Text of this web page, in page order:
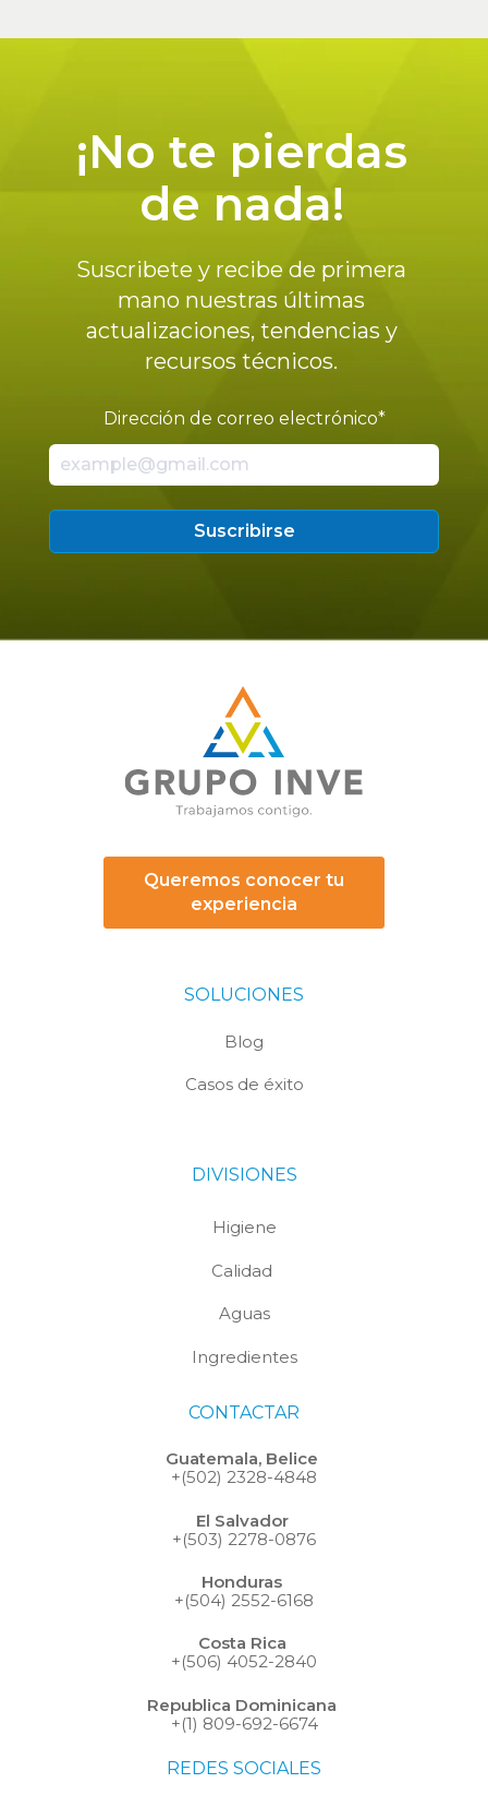
¡No te pierdas
de nada!
Suscribete y recibe de primera
mano nuestras últimas
actualizaciones, tendencias y
recursos técnicos.
Dirección de correo electrónico*
Queremos conocer tu
experiencia
SOLUCIONES
Blog
Casos de éxito
DIVISIONES
Higiene
Calidad
Aguas
Ingredientes
CONTACTAR
Guatemala, Belice
+(502) 2328-4848
El Salvador
+(503) 2278-0876
Honduras
+(504) 2552-6168
Costa Rica
+(506) 4052-2840
Republica Dominicana
+(1) 809-692-6674
REDES SOCIALES